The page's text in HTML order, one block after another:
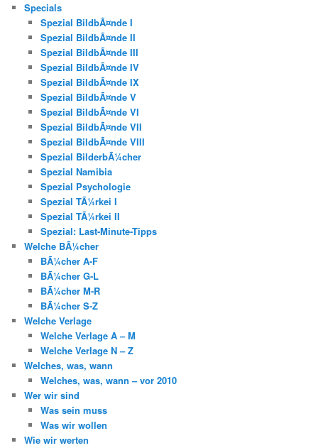
Specials
Spezial BildbÃ¤nde I
Spezial BildbÃ¤nde II
Spezial BildbÃ¤nde III
Spezial BildbÃ¤nde IV
Spezial BildbÃ¤nde IX
Spezial BildbÃ¤nde V
Spezial BildbÃ¤nde VI
Spezial BildbÃ¤nde VII
Spezial BildbÃ¤nde VIII
Spezial BilderbÃ¼cher
Spezial Namibia
Spezial Psychologie
Spezial TÃ¼rkei I
Spezial TÃ¼rkei II
Spezial: Last-Minute-Tipps
Welche BÃ¼cher
BÃ¼cher A-F
BÃ¼cher G-L
BÃ¼cher M-R
BÃ¼cher S-Z
Welche Verlage
Welche Verlage A – M
Welche Verlage N – Z
Welches, was, wann
Welches, was, wann – vor 2010
Wer wir sind
Was sein muss
Was wir wollen
Wie wir werten